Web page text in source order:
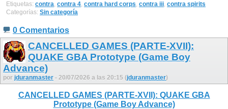
Etiquetas: contra, contra 4, contra hard corps, contra iii, contra spirits
Categorías: Sin categoría
0 Comentarios
CANCELLED GAMES (PARTE-XVII):
QUAKE GBA Prototype (Game Boy
Advance)
por jduranmaster - 20/07/2026 a las 20:15 (jduranmaster)
CANCELLED GAMES (PARTE-XVII): QUAKE GBA
Prototype (Game Boy Advance)